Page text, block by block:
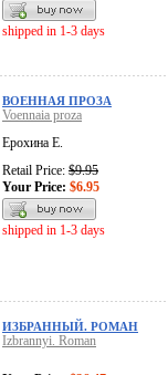
shipped in 1-3 days
ВОЕННАЯ ПРОЗА
Voennaia proza
Ерохина Е.
Retail Price: $9.95
Your Price: $6.95
shipped in 1-3 days
ИЗБРАННЫЙ. РОМАН
Izbrannyi. Roman